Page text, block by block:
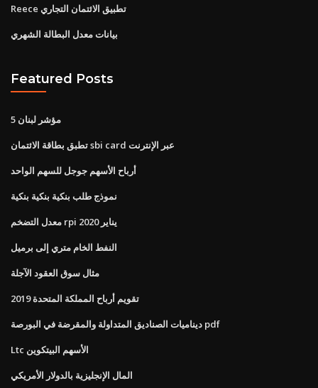
Reece تطبيق الائتمان التجاري
بيانات معدل البطالة الشهري
Featured Posts
5 مؤشر لبنان
تطبق بطاقة الائتمان sbi card عبر الإنترنت
أرباح الأسهم جوجل للسهم الواحد
نموذج طلب بنكية بنكية بنكية
معدل التضخم rpi يناير 2020
النفط الخام متري إلى برميل
مثال سوق العقود الآجلة
تقويم أرباح المملكة المتحدة 2019
ديناميات الصناديق المتداولة والمقرضة في البورصة pdf
Ltc الأسهم البيتكوين
المال الإنجليزية بالدولار الأمريكي